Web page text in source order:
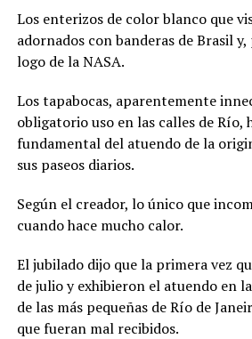
Los enterizos de color blanco que
adornados con banderas de Brasil
logo de la NASA.
Los tapabocas, aparentemente
obligatorio uso en las calles de Río,
fundamental del atuendo de la
sus paseos diarios.
Según el creador, lo único que
cuando hace mucho calor.
El jubilado dijo que la primera vez
de julio y exhibieron el atuendo en
de las más pequeñas de Río de
que fueran mal recibidos.